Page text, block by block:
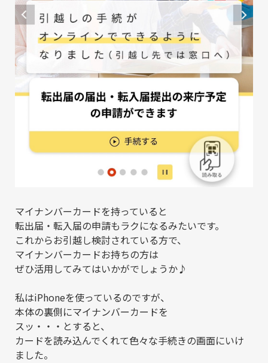
マイナンバーカードを持っていると
転出届・転入届の申請もラクになるみたいです。
これからお引越し検討されている方で、
マイナンバーカードお持ちの方は
ぜひ活用してみてはいかがでしょうか♪
私はiPhoneを使っているのですが、
本体の裏側にマイナンバーカードを
スッ・・・とすると、
カードを読み込んでくれて色々な手続きの画面にいけ
ました。